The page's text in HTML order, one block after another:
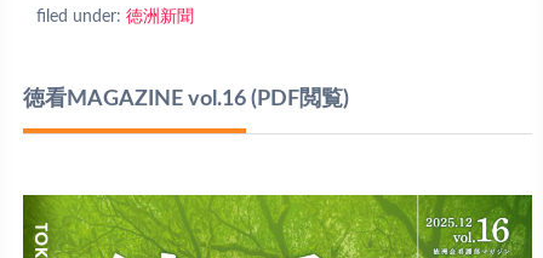
filed under: 徳洲新聞
徳看MAGAZINE vol.16(PDF閲覧)